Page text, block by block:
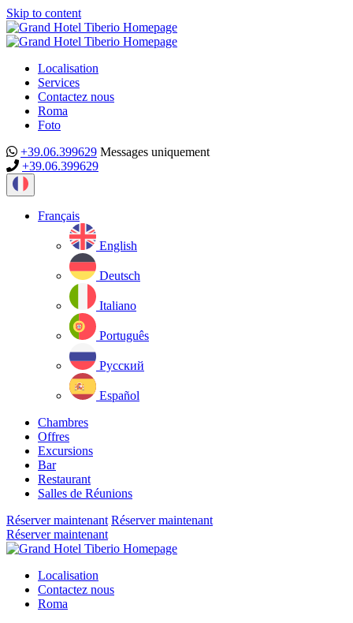
Skip to content
Localisation
Services
Contactez nous
Roma
Foto
+39.06.399629 Messages uniquement
+39.06.399629
Current
language:
Français
English
Deutsch
Italiano
Português
Русский
Español
Chambres
Offres
Excursions
Bar
Restaurant
Salles de Réunions
Réserver maintenant Réserver maintenant
Réserver maintenant
Close
Localisation
Contactez nous
Roma